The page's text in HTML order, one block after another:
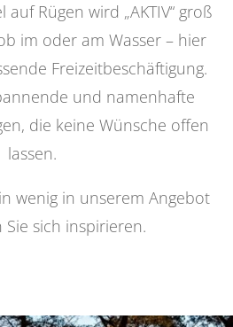
Rügen wird „AKTIV“ groß
im oder am Wasser – hier
Freizeitbeschäftigung.
und namenhafte
die keine Wünsche offen
lassen.
wenig in unserem Angebot
Sie sich inspirieren.